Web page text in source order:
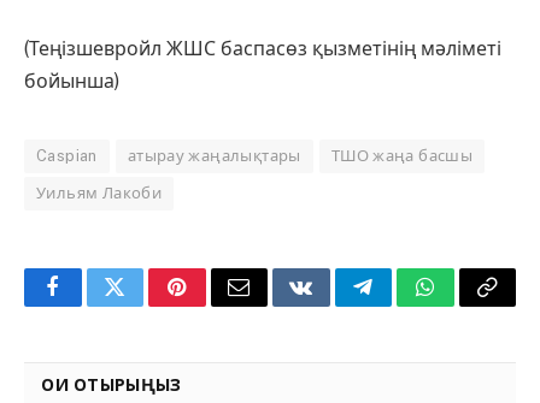
(Теңізшевройл ЖШС баспасөз қызметінің мәліметі
бойынша)
Caspian атырау жаңалықтары ТШО жаңа басшы
Уильям Лакоби
FacebookTwitterPinterestEmail VKontakteTelegramWhatsApp
Copy
ОҚИ ОТЫРЫҢЫЗ